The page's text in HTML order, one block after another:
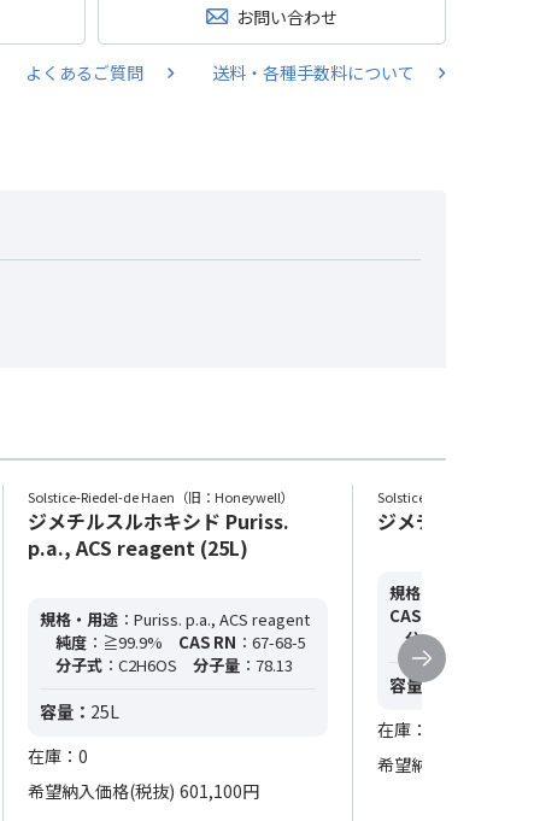
お問い合わせ
よくあるご質問 送料・各種手数料について
Solstice-Riedel-de Haen（旧：Honeywell）
ジメチルスルホキシド Puriss.
p.a., ACS reagent (25L)
規格・用途 ：Puriss. p.a., ACS reagent
純度 ：≧99.9% CAS RN ：67-68-5
分子式 ：C2H6OS 分子量 ：78.13
容量： 25L
在庫：0
希望納入価格(税抜) 601,100円
Solstice-Riedel-de Haen
ジメチルスルホ
規格・用途
CAS RN
分子量
容量：
在庫：0
希望納入価格(税抜)